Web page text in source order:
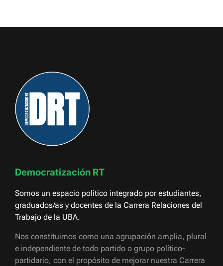
Democratización RT
Somos un espacio político integrado por estudiantes,
graduados/as y docentes de la Carrera Relaciones del
Trabajo de la UBA.
Nos constituimos como una agrupación amplia, plural
e independiente de todo partido o grupo político-
partidario, con el propósito de mejorar nuestra Carrera